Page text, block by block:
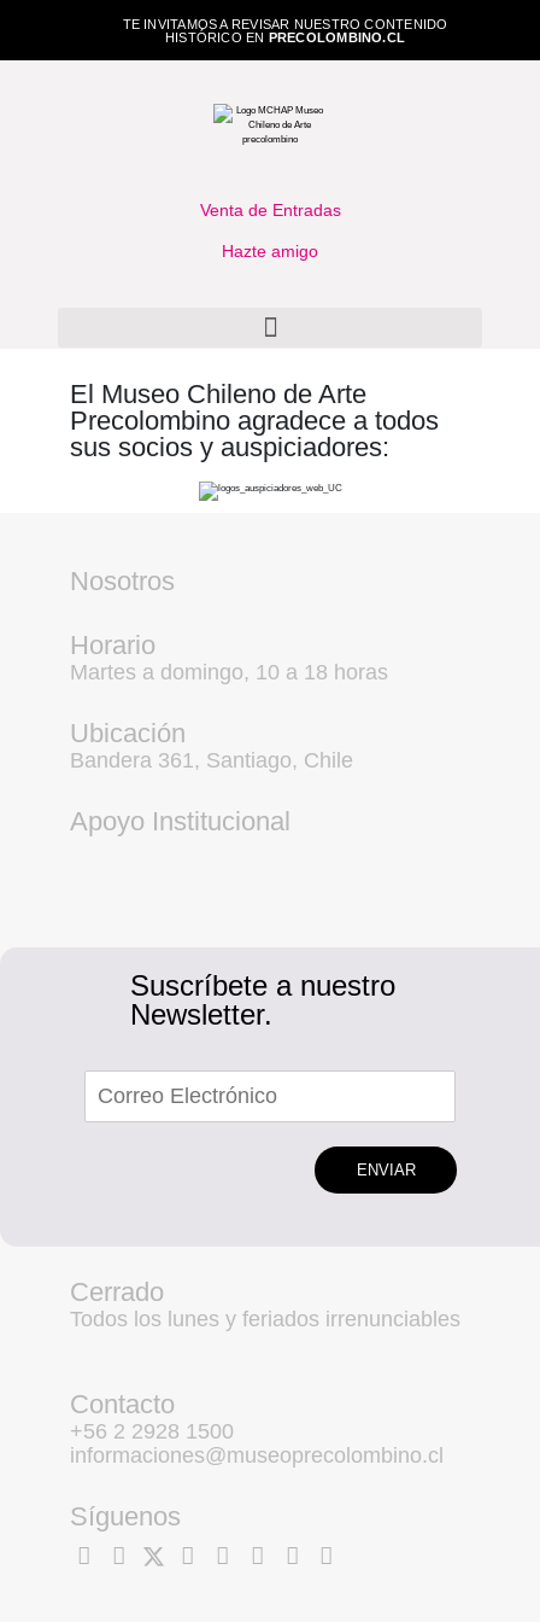
TE INVITAMOS A REVISAR NUESTRO CONTENIDO
HISTÓRICO EN PRECOLOMBINO.CL
Venta de Entradas
Hazte amigo
El Museo Chileno de Arte
Precolombino agradece a todos
sus socios y auspiciadores:
Nosotros
Horario
Martes a domingo, 10 a 18 horas
Ubicación
Bandera 361, Santiago, Chile
Apoyo Institucional
Suscríbete a nuestro
Newsletter.
ENVIAR
Cerrado
Todos los lunes y feriados irrenunciables
Contacto
+56 2 2928 1500
informaciones@museoprecolombino.cl
Síguenos